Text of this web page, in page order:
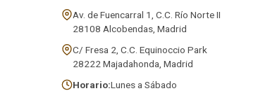
Av. de Fuencarral 1, C.C. Río Norte II
28108 Alcobendas, Madrid
C/ Fresa 2, C.C. Equinoccio Park
28222 Majadahonda, Madrid
Horario:Lunes a Sábado